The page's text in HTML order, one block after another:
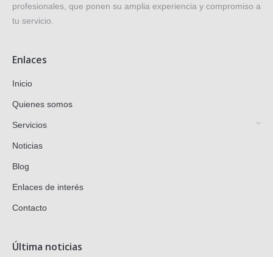
profesionales, que ponen su amplia experiencia y compromiso a
tu servicio.
Enlaces
Inicio
Quienes somos
Servicios
Noticias
Blog
Enlaces de interés
Contacto
Última noticias